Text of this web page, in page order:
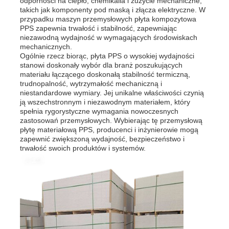
Rury PP
łączniki rurowe z polipropylenu
takich jak komponenty pod maską i złącza elektryczne. W
przypadku maszyn przemysłowych płyta kompozytowa
PPS zapewnia trwałość i stabilność, zapewniając
niezawodną wydajność w wymagających środowiskach
mechanicznych.
Ogólnie rzecz biorąc, płyta PPS o wysokiej wydajności
stanowi doskonały wybór dla branż poszukujących
materiału łączącego doskonałą stabilność termiczną,
trudnopalność, wytrzymałość mechaniczną i
niestandardowe wymiary. Jej unikalne właściwości czynią
ją wszechstronnym i niezawodnym materiałem, który
spełnia rygorystyczne wymagania nowoczesnych
zastosowań przemysłowych. Wybierając tę przemysłową
płytę materiałową PPS, producenci i inżynierowie mogą
zapewnić zwiększoną wydajność, bezpieczeństwo i
trwałość swoich produktów i systemów.